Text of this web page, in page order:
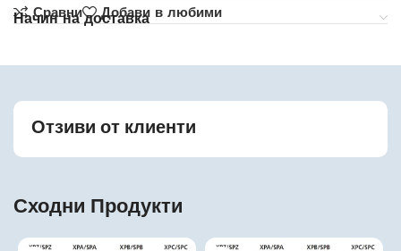
Сравни
Добави в любими
Начин на доставка
Отзиви от клиенти
Сходни Продукти